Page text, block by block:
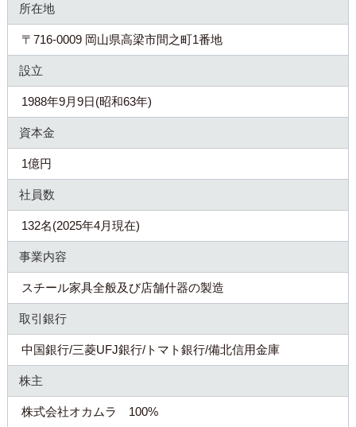
所在地
〒716-0009 岡山県高梁市間之町1番地
設立
1988年9月9日(昭和63年)
資本金
1億円
社員数
132名(2025年4月現在)
事業内容
スチール家具全般及び店舗什器の製造
取引銀行
中国銀行/三菱UFJ銀行/トマト銀行/備北信用金庫
株主
株式会社オカムラ 100%